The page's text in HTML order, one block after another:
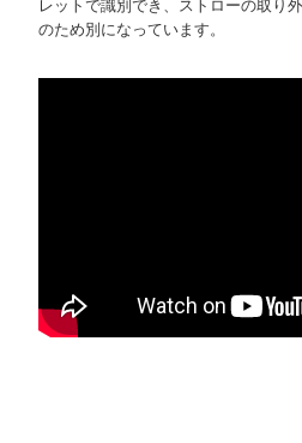
レットで識別でき、ストローの取り
のため別になっています。